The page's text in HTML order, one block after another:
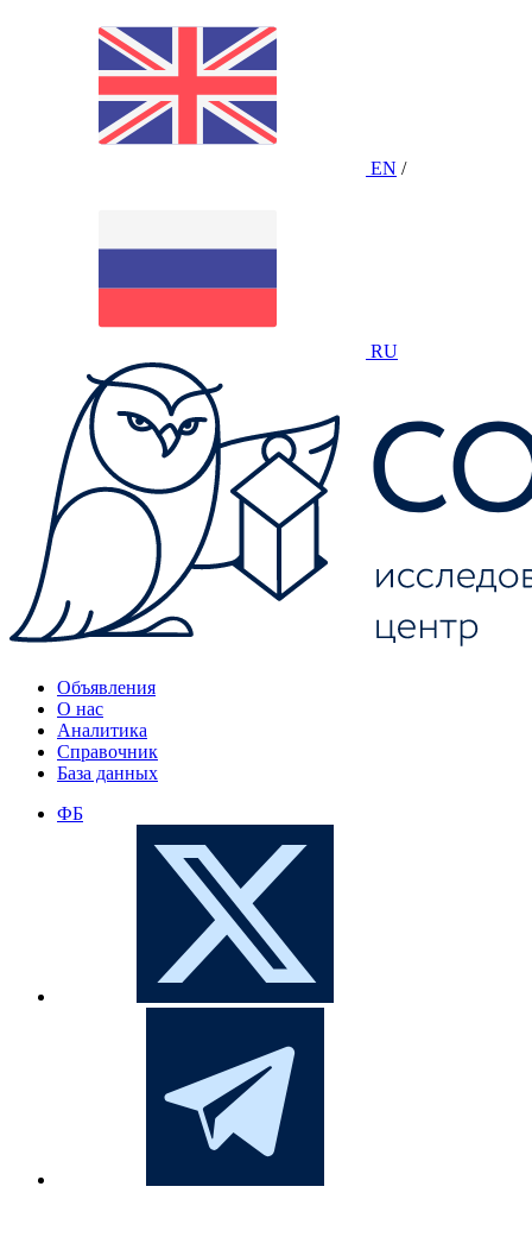
EN /
RU
Объявления
О нас
Аналитика
Справочник
База данных
ФБ